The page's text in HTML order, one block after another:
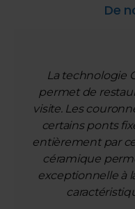
De
La technologie
permet de
visite. Les
certains ponts
entièrement par
céramique
exceptionnelle à